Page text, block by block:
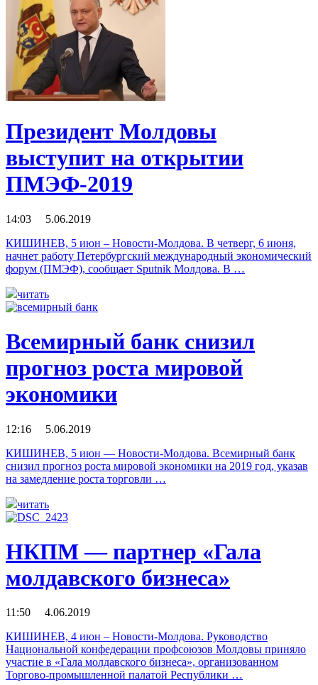
Президент Молдовы
выступит на открытии
ПМЭФ-2019
14:03 5.06.2019
КИШИНЕВ, 5 июн – Новости-Молдова. В четверг, 6 июня,
начнет работу Петербургский международный экономический
форум (ПМЭФ), сообщает Sputnik Молдова. В …
читать
Всемирный банк снизил
прогноз роста мировой
экономики
12:16 5.06.2019
КИШИНЕВ, 5 июн — Новости-Молдова. Всемирный банк
снизил прогноз роста мировой экономики на 2019 год, указав
на замедление роста торговли …
читать
НКПМ — партнер «Гала
молдавского бизнеса»
11:50 4.06.2019
КИШИНЕВ, 4 июн – Новости-Молдова. Руководство
Национальной конфедерации профсоюзов Молдовы приняло
участие в «Гала молдавского бизнеса», организованном
Торгово-промышленной палатой Республики …